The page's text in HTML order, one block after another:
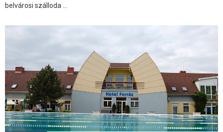
belvárosi szálloda ...